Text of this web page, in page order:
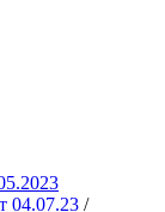
04.07.23 /